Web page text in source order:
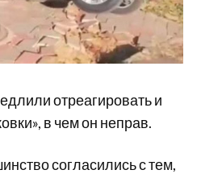
отреагировать и
в чем он неправ.
согласились с тем,